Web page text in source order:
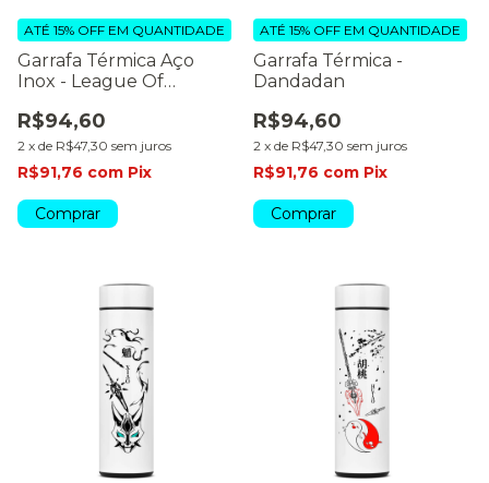
Garrafa Térmica Aço
Inox - League Of
R$94,60
2 x de R$47,30 sem juros
ATÉ 15% OFF EM QUANTIDADE
R$91,76 com Pix
Comprar
Garrafa Térmica -
Dandadan
R$94,60
2 x de R$47,30 sem juros
ATÉ 15% OFF EM QUANTIDADE
R$91,76 com Pix
Comprar